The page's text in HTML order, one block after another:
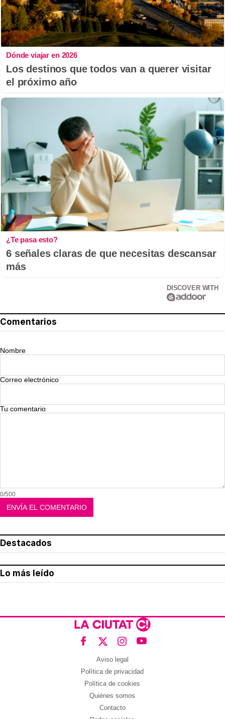
Dónde viajar en 2026
Los destinos que todos van a querer visitar
el próximo año
¿Te pasa esto?
6 señales claras de que necesitas descansar
más
DISCOVER WITH
Comentarios
Nombre
Correo electrónico
Tu comentario
0/500
Destacados
Lo más leído
Aviso legal
Política de privacidad
Política de cookies
Quiénes somos
Contacto